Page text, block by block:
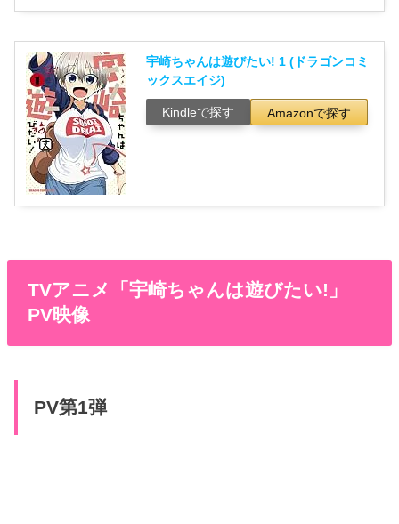
宇崎ちゃんは遊びたい! 1 (ドラゴンコミ
ックスエイジ)
Kindleで探す Amazonで探す
TVアニメ「宇崎ちゃんは遊びたい!」
PV映像
PV第1弾